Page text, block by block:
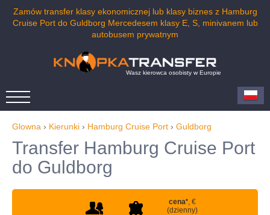
Zamów transfer klasy ekonomicznej lub klasy biznes z Hamburg
Cruise Port do Guldborg Mercedesem klasy E, S, minivanem lub
autobusem prywatnym
Wasz kierowca osobisty w Europie
Glowna › Kierunki › Hamburg Cruise Port › Guldborg
Transfer Hamburg Cruise Port
do Guldborg
cena*, €
(dzienny)